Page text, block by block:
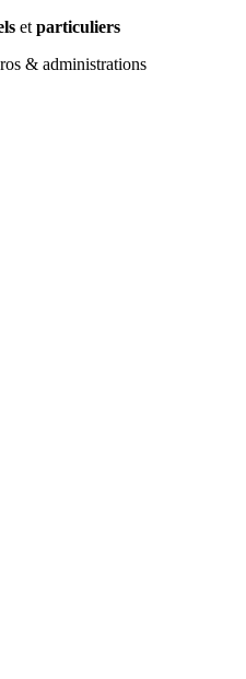
et particuliers
& administrations